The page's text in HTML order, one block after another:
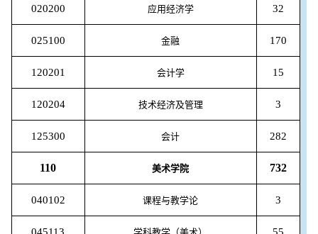
020200 应用经济学 32
025100 金融 170
120201 会计学 15
120204 技术经济及管理 3
125300 会计 282
110 美术学院 732
040102 课程与教学论 3